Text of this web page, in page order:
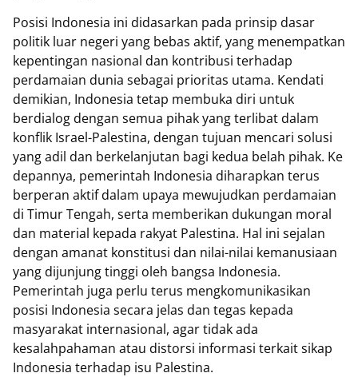
Posisi Indonesia ini didasarkan pada prinsip dasar
politik luar negeri yang bebas aktif, yang menempatkan
kepentingan nasional dan kontribusi terhadap
perdamaian dunia sebagai prioritas utama. Kendati
demikian, Indonesia tetap membuka diri untuk
berdialog dengan semua pihak yang terlibat dalam
konflik Israel-Palestina, dengan tujuan mencari solusi
yang adil dan berkelanjutan bagi kedua belah pihak. Ke
depannya, pemerintah Indonesia diharapkan terus
berperan aktif dalam upaya mewujudkan perdamaian
di Timur Tengah, serta memberikan dukungan moral
dan material kepada rakyat Palestina. Hal ini sejalan
dengan amanat konstitusi dan nilai-nilai kemanusiaan
yang dijunjung tinggi oleh bangsa Indonesia.
Pemerintah juga perlu terus mengkomunikasikan
posisi Indonesia secara jelas dan tegas kepada
masyarakat internasional, agar tidak ada
kesalahpahaman atau distorsi informasi terkait sikap
Indonesia terhadap isu Palestina.